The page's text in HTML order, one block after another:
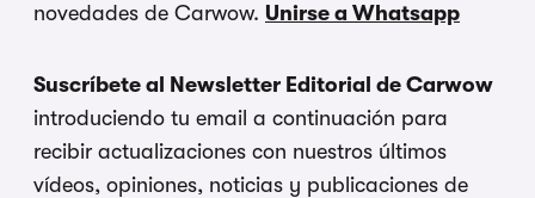
novedades de Carwow. Unirse a Whatsapp
Suscríbete al Newsletter Editorial de Carwow
introduciendo tu email a continuación para
recibir actualizaciones con nuestros últimos
vídeos, opiniones, noticias y publicaciones de